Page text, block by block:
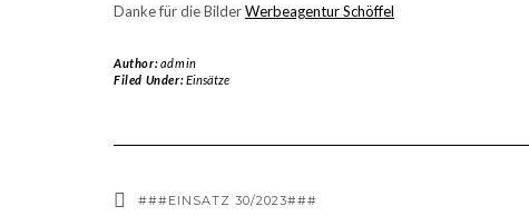
Danke für die BilderWerbeagentur Schöffel
Author:admin
Filed Under:Einsätze
###EINSATZ 30/2023###